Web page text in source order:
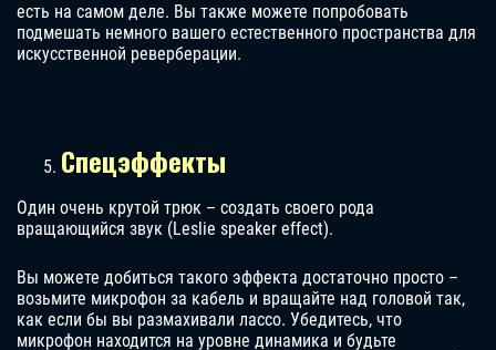
есть на самом деле. Вы также можете попробовать
подмешать немного вашего естественного пространства для
искусственной реверберации.
Спецэффекты
Один очень крутой трюк – создать своего рода
вращающийся звук (Leslie speaker effect).
Вы можете добиться такого эффекта достаточно просто –
возьмите микрофон за кабель и вращайте над головой так,
как если бы вы размахивали лассо. Убедитесь, что
микрофон находится на уровне динамика и будьте